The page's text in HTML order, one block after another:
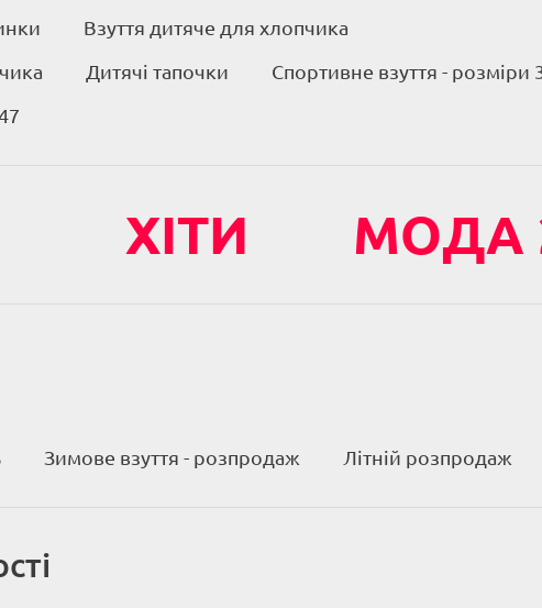
Взуття дитяче для хлопчика
Дитячі тапочки
Спортивне взуття - розміри
ХІТИ МОДА
Зимове взуття - розпродаж Літній розпродаж